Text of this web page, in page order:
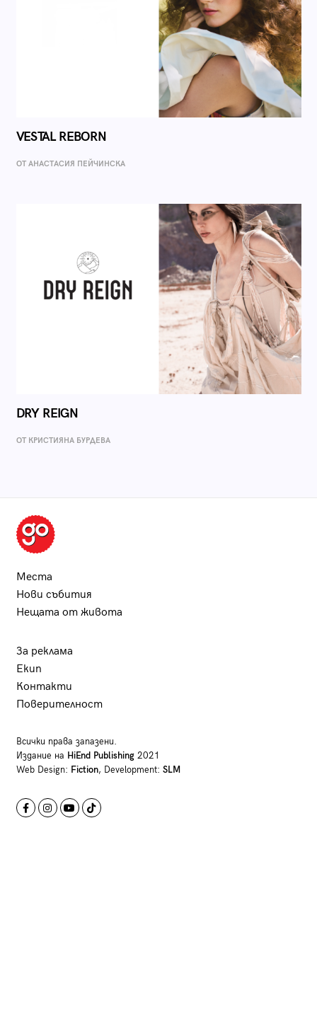
VESTAL REBORN
ОТ AНАСТАСИЯ ПЕЙЧИНСКА
DRY REIGN
ОТ КРИСТИЯНА БУРДЕВА
Места
Нови събития
Нещата от живота
За реклама
Екип
Контакти
Поверителност
Всички права запазени.
Издание на HiEnd Publishing2021
Web Design: Fiction, Development: SLM